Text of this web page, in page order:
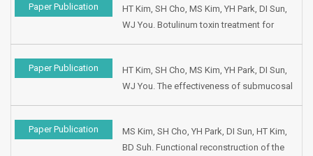
10th Korean Society of Logopedics and
Phoniatrics, 1998, Seoul, Korea.
Paper Publication
HT Kim, SH Cho, MS Kim, YH Park, DI Sun,
WJ You. Botulinum toxin treatment for
Phoniatrics, 1998, Seoul, Korea.
Paper Publication
HT Kim, SH Cho, MS Kim, YH Park, DI Sun,
WJ You. The effectiveness of submucosal
Logopedics and Phoniatrics, 1998, Seoul,
Korea.
Paper Publication
MS Kim, SH Cho, YH Park, DI Sun, HT Kim,
BD Suh. Functional reconstruction of the